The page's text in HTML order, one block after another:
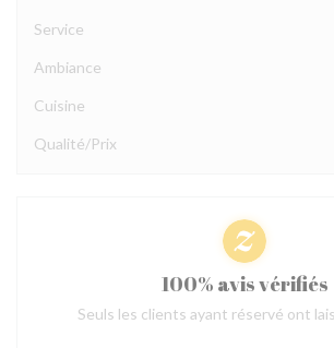
Service
Ambiance
Cuisine
Qualité/Prix
100% avis vérifiés
Seuls les clients ayant réservé ont